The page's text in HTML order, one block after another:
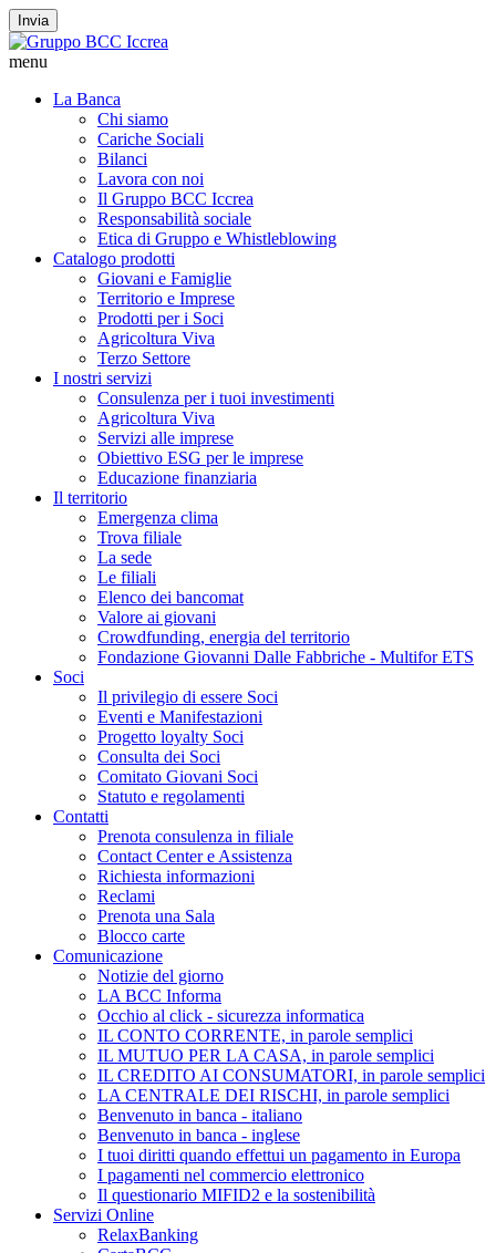
Invia
menu
La Banca
Chi siamo
Cariche Sociali
Bilanci
Lavora con noi
Il Gruppo BCC Iccrea
Responsabilità sociale
Etica di Gruppo e Whistleblowing
Catalogo prodotti
Giovani e Famiglie
Territorio e Imprese
Prodotti per i Soci
Agricoltura Viva
Terzo Settore
I nostri servizi
Consulenza per i tuoi investimenti
Agricoltura Viva
Servizi alle imprese
Obiettivo ESG per le imprese
Educazione finanziaria
Il territorio
Emergenza clima
Trova filiale
La sede
Le filiali
Elenco dei bancomat
Valore ai giovani
Crowdfunding, energia del territorio
Fondazione Giovanni Dalle Fabbriche - Multifor ETS
Soci
Il privilegio di essere Soci
Eventi e Manifestazioni
Progetto loyalty Soci
Consulta dei Soci
Comitato Giovani Soci
Statuto e regolamenti
Contatti
Prenota consulenza in filiale
Contact Center e Assistenza
Richiesta informazioni
Reclami
Prenota una Sala
Blocco carte
Comunicazione
Notizie del giorno
LA BCC Informa
Occhio al click - sicurezza informatica
IL CONTO CORRENTE, in parole semplici
IL MUTUO PER LA CASA, in parole semplici
IL CREDITO AI CONSUMATORI, in parole semplici
LA CENTRALE DEI RISCHI, in parole semplici
Benvenuto in banca - italiano
Benvenuto in banca - inglese
I tuoi diritti quando effettui un pagamento in Europa
I pagamenti nel commercio elettronico
Il questionario MIFID2 e la sostenibilità
Servizi Online
RelaxBanking